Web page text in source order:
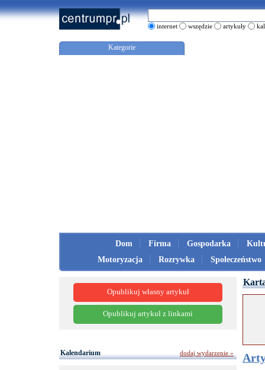
internet wszędzie artykuły
Kategorie
Dom Firma Gospodarka
Motoryzacja
Rozrywka Społeczeństwo
Opublikuj własny artykuł
Opublikuj artykuł z linkami
Kalendarium dodaj wydarzenie »